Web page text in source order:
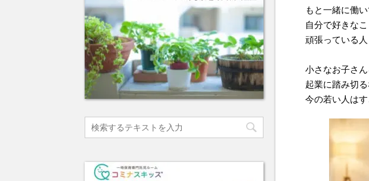
もと一緒に働
自分で好きな
頑張っている人
小さなお子さ
起業に踏み切
今の若い人はす